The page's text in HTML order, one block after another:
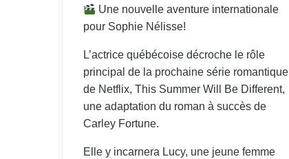
Une nouvelle aventure internationale
pour Sophie Nélisse!
L’actrice québécoise décroche le rôle
principal de la prochaine série romantique
de Netflix, This Summer Will Be Different,
une adaptation du roman à succès de
Carley Fortune.
Elle y incarnera Lucy, une jeune femme